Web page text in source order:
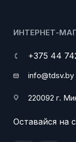
ИНТЕРНЕТ-
+375 44
info@tdsv.by
220092 г.
Оставайся на